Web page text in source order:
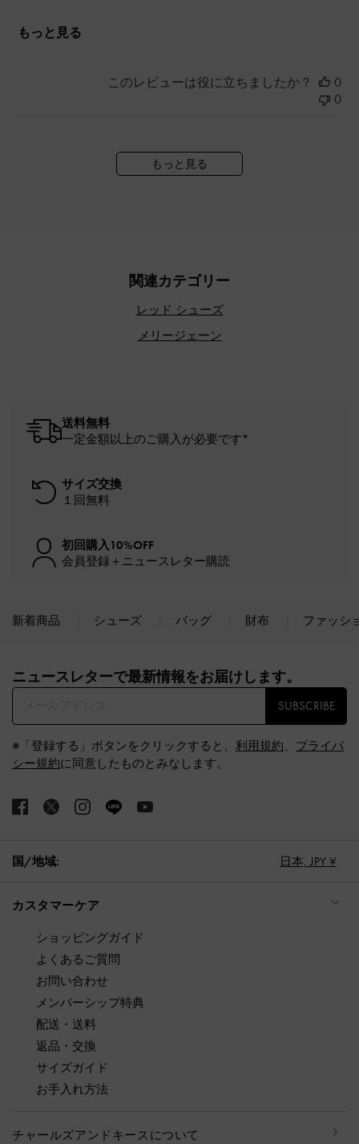
もっと見る
このレビューは役に立ちましたか？
0
0
もっと見る
関連カテゴリー
レッド シューズ
メリージェーン
送料無料
一定金額以上のご購入が必要です*
サイズ交換
１回無料
初回購入10%OFF
会員登録＋ニュースレター購読
新着商品 シューズ バッグ 財布 ファッシ
ニュースレターで最新情報をお届けします。​
SUBSCRIBE
※「登録する」ボタンをクリックすると、 利用規約、 プライバ
シー規約に同意したものとみなします。
国/地域: 日本, JPY ¥
カスタマーケア
ショッピングガイド
よくあるご質問
お問い合わせ
メンバーシップ特典
配送・送料
返品・交換
サイズガイド
お手入れ方法
チャールズアンドキースについて